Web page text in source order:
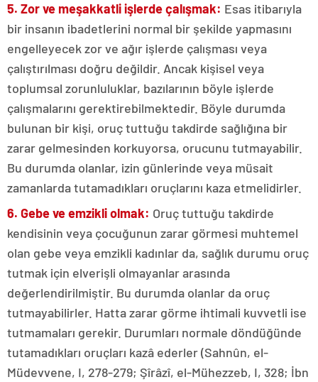
5. Zor ve meşakkatli işlerde çalışmak: Esas itibarıyla
bir insanın ibadetlerini normal bir şekilde yapmasını
engelleyecek zor ve ağır işlerde çalışması veya
çalıştırılması doğru değildir. Ancak kişisel veya
toplumsal zorunluluklar, bazılarının böyle işlerde
çalışmalarını gerektirebilmektedir. Böyle durumda
bulunan bir kişi, oruç tuttuğu takdirde sağlığına bir
zarar gelmesinden korkuyorsa, orucunu tutmayabilir.
Bu durumda olanlar, izin günlerinde veya müsait
zamanlarda tutamadıkları oruçlarını kaza etmelidirler.
6. Gebe ve emzikli olmak: Oruç tuttuğu takdirde
kendisinin veya çocuğunun zarar görmesi muhtemel
olan gebe veya emzikli kadınlar da, sağlık durumu oruç
tutmak için elverişli olmayanlar arasında
değerlendirilmiştir. Bu durumda olanlar da oruç
tutmayabilirler. Hatta zarar görme ihtimali kuvvetli ise
tutmamaları gerekir. Durumları normale döndüğünde
tutamadıkları oruçları kazâ ederler (Sahnûn, el-
Müdevvene, I, 278-279; Şîrâzî, el-Mühezzeb, I, 328; İbn